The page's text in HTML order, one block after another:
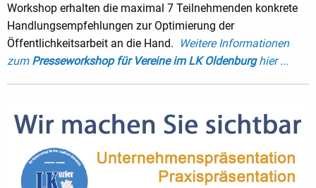
Workshop erhalten die maximal 7 Teilnehmenden konkrete
Handlungsempfehlungen zur Optimierung der
Öffentlichkeitsarbeit an die Hand.
Weitere Informationen
zum Presseworkshop für Vereine im LK Oldenburghier ...